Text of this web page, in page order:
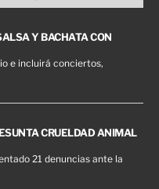
Y BACHATA CON
e incluirá conciertos,
CRUELDAD ANIMAL
21 denuncias ante la